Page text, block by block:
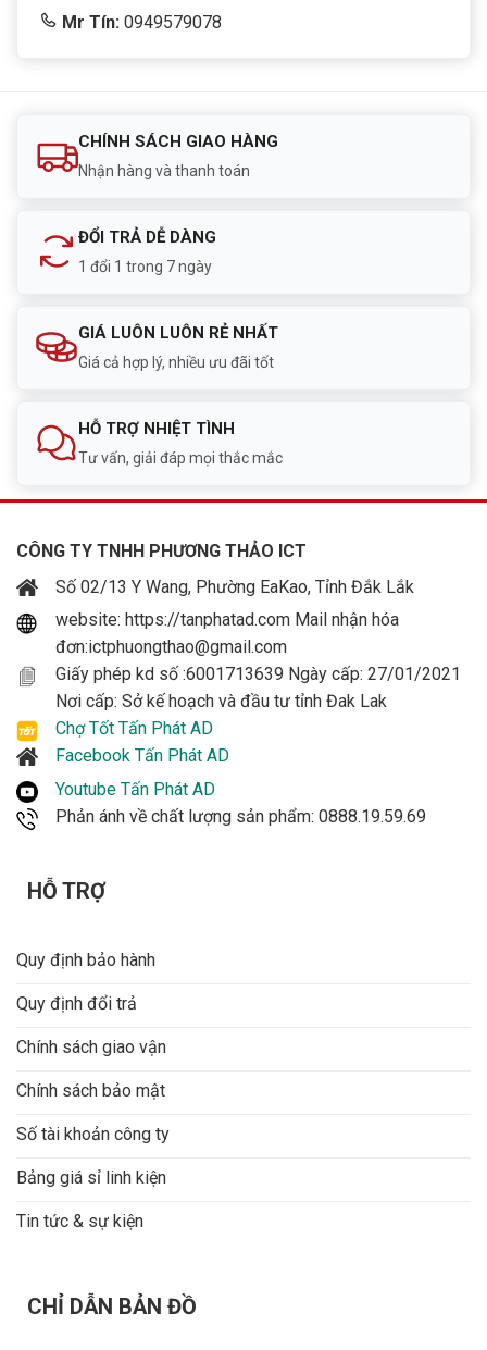
Công suất biểu
kiến
1000VA (630W)
Số lượng đầu ra 4 ổ cắm chuẩn AS (Universal)
165 ~ 280VAC
Điện áp ra khi
Tần số 50Hz ± 5% / 60Hz ± 5%
Sóng sin mô phỏng
Bảo vệ
Cầu chì + CB chống quá tải, chống sét,
Thời gian sạc 8 giờ
Thời gian lưu
điện
60W: ~74 phút; 90W: ~45 phút; 50%
tải: ~9 phút
Khối lượng 7.11 kg
Mr Tín: 0949579078
CHÍNH SÁCH GIAO HÀNG
Nhận hàng và thanh toán
ĐỔI TRẢ DỄ DÀNG
1 đổi 1 trong 7 ngày
GIÁ LUÔN LUÔN RẺ NHẤT
Giá cả hợp lý, nhiều ưu đãi tốt
HỖ TRỢ NHIỆT TÌNH
Tư vấn, giải đáp mọi thắc mắc
CÔNG TY TNHH PHƯƠNG THẢO ICT
Số 02/13 Y Wang, Phường EaKao, Tỉnh Đắk Lắk
website: https://tanphatad.com Mail nhận hóa
đơn:ictphuongthao@gmail.com
Giấy phép kd số :6001713639 Ngày cấp: 27/01/2021
Nơi cấp: Sở kế hoạch và đầu tư tỉnh Đak Lak
Chợ Tốt Tấn Phát AD
Facebook Tấn Phát AD
Youtube Tấn Phát AD
Phản ánh về chất lượng sản phẩm: 0888.19.59.69
HỖ TRỢ
Quy định bảo hành
Quy định đổi trả
Chính sách giao vận
Chính sách bảo mật
Số tài khoản công ty
Bảng giá sỉ linh kiện
Tin tức & sự kiện
CHỈ DẪN BẢN ĐỒ